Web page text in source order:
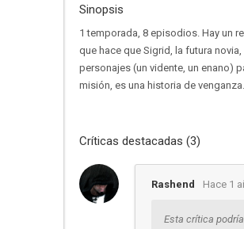
Sinopsis
1 temporada, 8 episodios. Hay un
que hace que Sigrid, la futura
personajes (un vidente, un enano)
misión, es una historia de venganza.
Críticas destacadas (3)
Rashend Hace 1
Esta crítica